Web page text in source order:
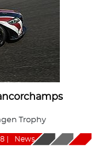
Trophy
News